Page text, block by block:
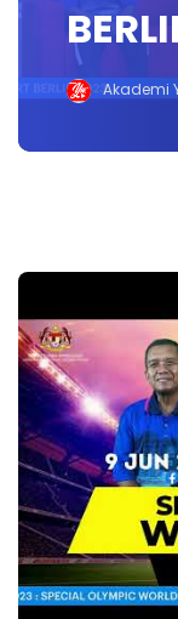
Akademi